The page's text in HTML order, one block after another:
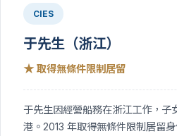
CIES
于先生（浙江）
★ 取得無條件限制居留
于先生因經營船務在浙江工作，子
港。2013 年取得無條件限制居留